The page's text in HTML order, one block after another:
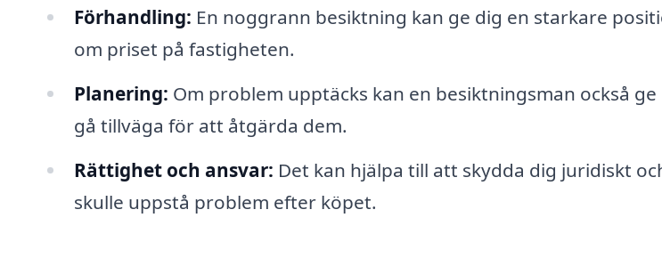
Förhandling: En noggrann besiktning kan ge dig en starkare
om priset på fastigheten.
Planering: Om problem upptäcks kan en besiktningsman också
gå tillväga för att åtgärda dem.
Rättighet och ansvar: Det kan hjälpa till att skydda dig juridiskt
skulle uppstå problem efter köpet.